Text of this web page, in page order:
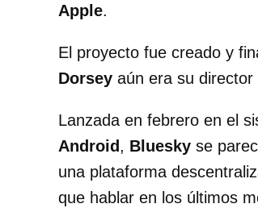
Apple.
El proyecto fue creado y
Dorsey aún era su director
Lanzada en febrero en el
Android, Bluesky se
una plataforma
que hablar en los últimos